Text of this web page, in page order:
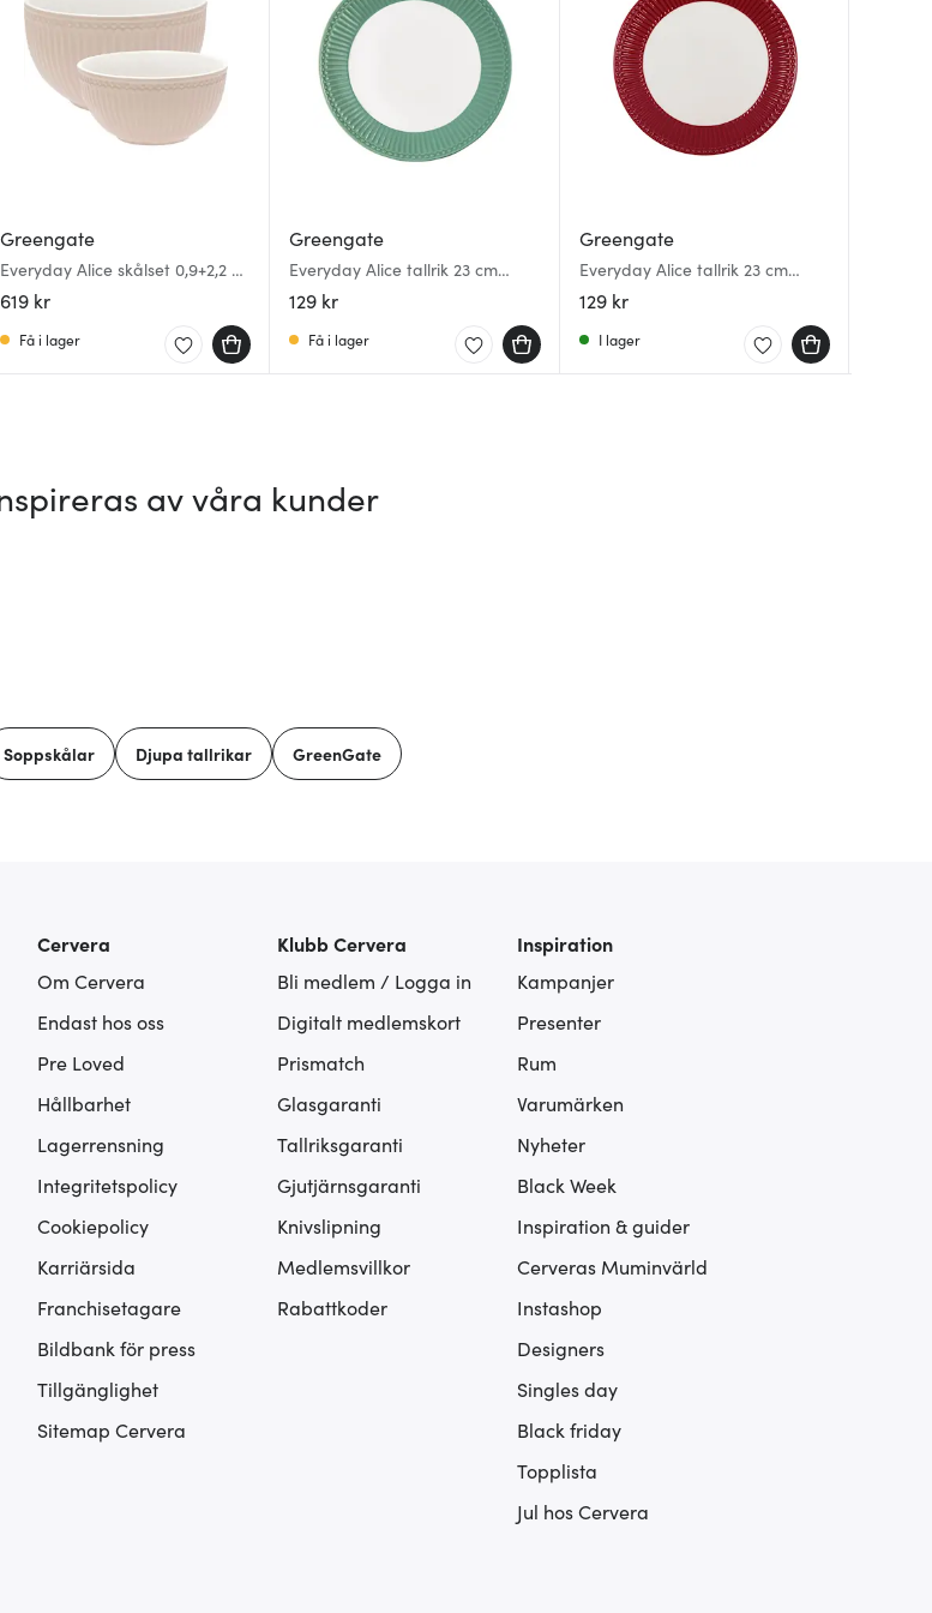
Greengate
Everyday Alice skålset 0,9+2,2 L
creamy fudge
619 kr
Få i lager
Greengate
Everyday Alice tallrik 23 cm
dusty green
129 kr
Få i lager
Greengate
Everyday Alice tallrik 23 cm
claret red
129 kr
I lager
av våra kunder
Soppskålar Djupa tallrikar GreenGate
Cervera
Om Cervera
Endast hos oss
Pre Loved
Hållbarhet
Lagerrensning
Integritetspolicy
Cookiepolicy
Karriärsida
Franchisetagare
Bildbank för press
Tillgänglighet
Sitemap Cervera
Klubb Cervera
Bli medlem / Logga in
Digitalt medlemskort
Prismatch
Glasgaranti
Tallriksgaranti
Gjutjärnsgaranti
Knivslipning
Medlemsvillkor
Rabattkoder
Inspiration
Kampanjer
Presenter
Rum
Varumärken
Nyheter
Black Week
Inspiration & guider
Cerveras Muminvärld
Instashop
Designers
Singles day
Black friday
Topplista
Jul hos Cervera